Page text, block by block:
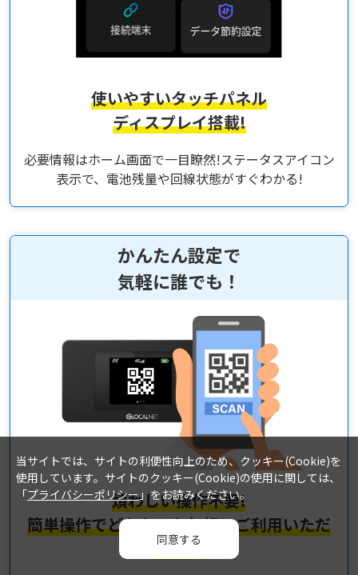
使いやすいタッチパネル
ディスプレイ搭載!
必要情報はホーム画面で一目瞭然!ステータスアイコン
表示で、電池残量や回線状態がすぐわかる!
かんたん設定で
気軽に誰でも！
煩わしい操作不要!
簡単操作でどなたでも気軽にご利用いただ
けます!
当サイトでは、サイトの利便性向上のため、クッキー(Cookie)を
使用しています。サイトのクッキー(Cookie)の使用に関しては、
「プライバシーポリシー」をお読みください。
同意する